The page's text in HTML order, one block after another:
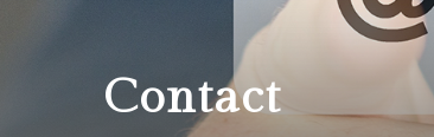
Contact